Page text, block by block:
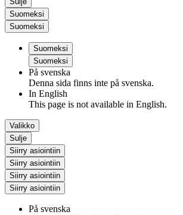
Suomeksi
Suomeksi
Suomeksi
Suomeksi
På svenska
Denna sida finns inte på svenska.
In English
This page is not available in English.
Valikko
Sulje
Siirry asiointiin
Siirry asiointiin
Siirry asiointiin
Siirry asiointiin
På svenska